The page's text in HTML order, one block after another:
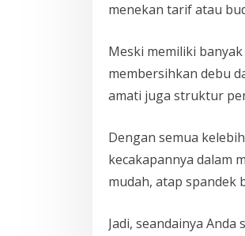
menekan tarif atau
Meski memiliki
membersihkan debu
amati juga struktur
Dengan semua
kecakapannya dalam
mudah, atap spandek
Jadi, seandainya